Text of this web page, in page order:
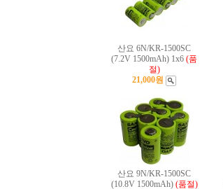
산요 6N/KR-1500SC
(7.2V 1500mAh) 1x6 (품
절)
21,000원
산요 9N/KR-1500SC
(10.8V 1500mAh) (품절)